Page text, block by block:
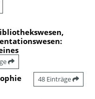
48 Einträge